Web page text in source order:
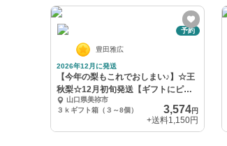
予約
豊田雅広
2026年12月に発送
【今年の梨もこれでおしまい♪】☆王
秋梨☆12月初旬発送【ギフトにピッ
タリ】
山口県美祢市
３ｋギフト箱（３～8個）
3,574円
+送料1,150円